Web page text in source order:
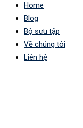
Home
Blog
Bộ sưu tập
Về chúng tôi
Liên hệ